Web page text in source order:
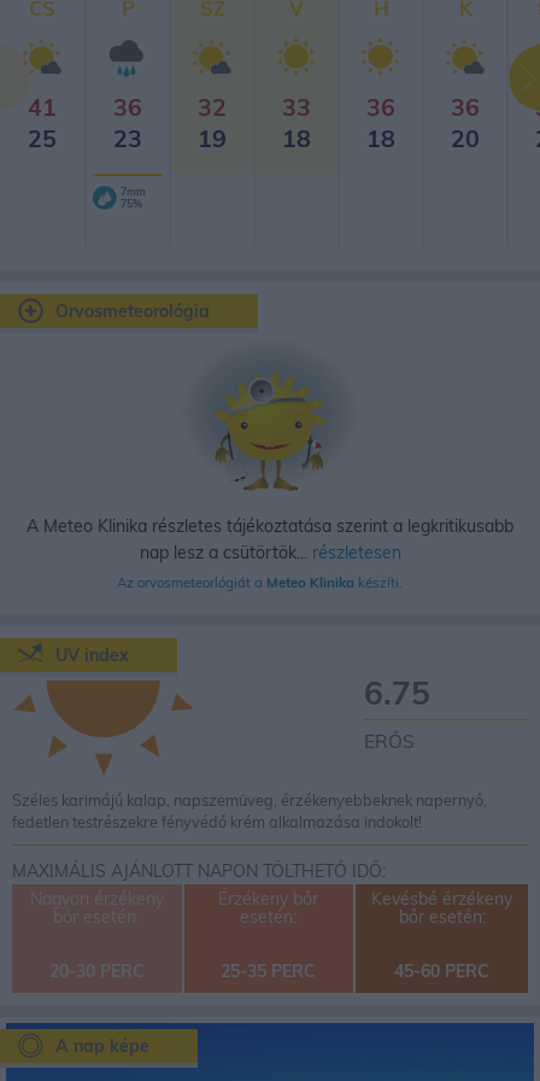
CS
41
25
P
36
23
7mm
75%
SZ
32
19
V
33
18
H
36
18
K
36
20
Orvosmeteorológia
A Meteo Klinika részletes tájékoztatása szerint a legkritikusabb
nap lesz a csütörtök... részletesen
Az orvosmeteorlógiát a Meteo Klinika készíti.
UV index
6.75
ERŐS
Széles karimájú kalap, napszemüveg, érzékenyebbeknek napernyő,
fedetlen testrészekre fényvédő krém alkalmazása indokolt!
MAXIMÁLIS AJÁNLOTT NAPON TÖLTHETŐ IDŐ:
Nagyon érzékeny
bőr esetén:
20-30 PERC
Érzékeny bőr
esetén:
25-35 PERC
Kevésbé érzékeny
bőr esetén:
45-60 PERC
A nap képe